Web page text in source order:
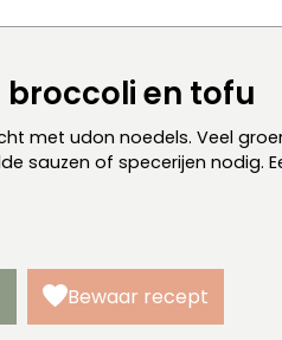
broccoli en tofu
met udon noedels. Veel
sauzen of specerijen nodig.
Bewaar recept